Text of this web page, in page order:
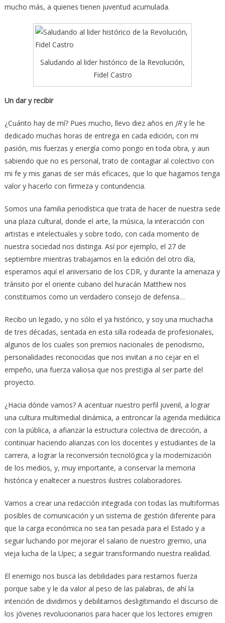
mucho más, a quienes tienen juventud acumulada.
Saludando al lider histórico de la Revolución,
Fidel Castro
Un dar y recibir
¿Cuánto hay de mí? Pues mucho, llevo diez años en JRy le he
dedicado muchas horas de entrega en cada edición, con mi
pasión, mis fuerzas y energía como pongo en toda obra, y aun
sabiendo que no es personal, trato de contagiar al colectivo con
mi fe y mis ganas de ser más eficaces, que lo que hagamos tenga
valor y hacerlo con firmeza y contundencia.
Somos una familia periodística que trata de hacer de nuestra sede
una plaza cultural, donde el arte, la música, la interacción con
artistas e intelectuales y sobre todo, con cada momento de
nuestra sociedad nos distinga. Así por ejemplo, el 27 de
septiembre mientras trabajamos en la edición del otro día,
esperamos aquí el aniversario de los CDR, y durante la amenaza y
tránsito por el oriente cubano del huracán Matthew nos
constituimos como un verdadero consejo de defensa…
Recibo un legado, y no sólo el ya histórico, y soy una muchacha
de tres décadas, sentada en esta silla rodeada de profesionales,
algunos de los cuales son premios nacionales de periodismo,
personalidades reconocidas que nos invitan a no cejar en el
empeño, una fuerza valiosa que nos prestigia al ser parte del
proyecto.
¿Hacia dónde vamos? A acentuar nuestro perfil juvenil, a lograr
una cultura multimedial dinámica, a entroncar la agenda mediática
con la pública, a afianzar la estructura colectiva de dirección, a
continuar haciendo alianzas con los docentes y estudiantes de la
carrera, a lograr la reconversión tecnológica y la modernización
de los medios, y, muy importante, a conservar la memoria
histórica y enaltecer a nuestros ilustres colaboradores.
Vamos a crear una redacción integrada con todas las multiformas
posibles de comunicación y un sistema de gestión diferente para
que la carga económica no sea tan pesada para el Estado y a
seguir luchando por mejorar el salario de nuestro gremio, una
vieja lucha de la Upec; a seguir transformando nuestra realidad.
El enemigo nos busca las debilidades para restarnos fuerza
porque sabe y le da valor al peso de las palabras, de ahí la
intención de dividirnos y debilitarnos desligitimando el discurso de
los jóvenes revolucionarios para hacer que los lectores emigren